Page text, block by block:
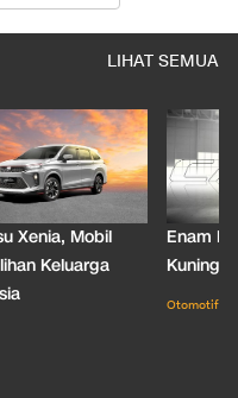
LIHAT SEMUA
Xenia, Mobil
Keluarga
Enam
Kuning
Otomotif